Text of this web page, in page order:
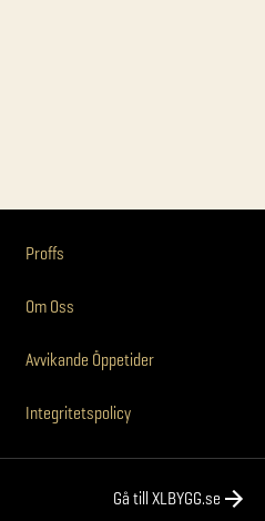
Proffs
Om Oss
Avvikande Öppetider
Integritetspolicy
Gå till XLBYGG.se